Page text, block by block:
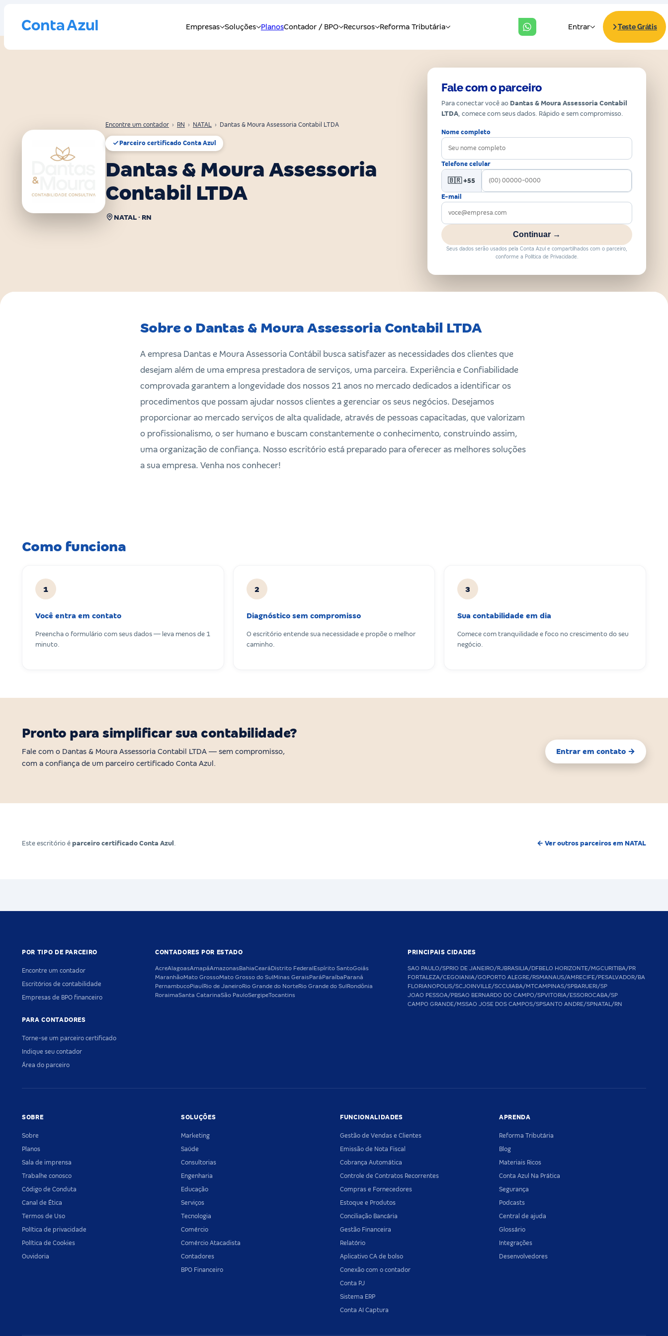
Encontre um contador › RN › NATAL › Dantas & Moura Assessoria Contabil LTDA
Parceiro certificado Conta Azul
Dantas & Moura Assessoria
Contabil LTDA
NATAL · RN
Fale com o parceiro
Para conectar você ao Dantas & Moura Assessoria Contabil
LTDA, comece com seus dados. Rápido e sem compromisso.
Nome completo
Telefone celular
🇧🇷 +55
E-mail
Continuar →
Seus dados serão usados pela Conta Azul e compartilhados com o parceiro,
conforme a Política de Privacidade.
Sobre o Dantas & Moura Assessoria Contabil LTDA
A empresa Dantas e Moura Assessoria Contábil busca satisfazer as necessidades dos clientes que
desejam além de uma empresa prestadora de serviços, uma parceira. Experiência e Confiabilidade
comprovada garantem a longevidade dos nossos 21 anos no mercado dedicados a identificar os
procedimentos que possam ajudar nossos clientes a gerenciar os seus negócios. Desejamos
proporcionar ao mercado serviços de alta qualidade, através de pessoas capacitadas, que valorizam
o profissionalismo, o ser humano e buscam constantemente o conhecimento, construindo assim,
uma organização de confiança. Nosso escritório está preparado para oferecer as melhores soluções
a sua empresa. Venha nos conhecer!
Como funciona
1
Você entra em contato
Preencha o formulário com seus dados — leva menos de 1
minuto.
2
Diagnóstico sem compromisso
O escritório entende sua necessidade e propõe o melhor
caminho.
3
Sua contabilidade em dia
Comece com tranquilidade e foco no crescimento do seu
negócio.
Pronto para simplificar sua contabilidade?
Fale com o Dantas & Moura Assessoria Contabil LTDA — sem compromisso,
com a confiança de um parceiro certificado Conta Azul.
Entrar em contato →
Este escritório é parceiro certificado Conta Azul . ← Ver outros parceiros em NATAL
POR TIPO DE PARCEIRO
Encontre um contador
Escritórios de contabilidade
Empresas de BPO financeiro
PARA CONTADORES
Torne-se um parceiro certificado
Indique seu contador
Área do parceiro
CONTADORES POR ESTADO
AcreAlagoasAmapáAmazonasBahiaCearáDistrito FederalEspírito SantoGoiás
MaranhãoMato GrossoMato Grosso do SulMinas GeraisParáParaíbaParaná
PernambucoPiauíRio de JaneiroRio Grande do NorteRio Grande do SulRondônia
RoraimaSanta CatarinaSão PauloSergipeTocantins
PRINCIPAIS CIDADES
SAO PAULO/SPRIO DE JANEIRO/RJBRASILIA/DFBELO HORIZONTE/MGCURITIBA/PR
FORTALEZA/CEGOIANIA/GOPORTO ALEGRE/RSMANAUS/AMRECIFE/PESALVADOR/BA
FLORIANOPOLIS/SCJOINVILLE/SCCUIABA/MTCAMPINAS/SPBARUERI/SP
JOAO PESSOA/PBSAO BERNARDO DO CAMPO/SPVITORIA/ESSOROCABA/SP
CAMPO GRANDE/MSSAO JOSE DOS CAMPOS/SPSANTO ANDRE/SPNATAL/RN
SOBRE
Sobre
Planos
Sala de imprensa
Trabalhe conosco
Código de Conduta
Canal de Ética
Termos de Uso
Política de privacidade
Política de Cookies
Ouvidoria
SOLUÇÕES
Marketing
Saúde
Consultorias
Engenharia
Educação
Serviços
Tecnologia
Comércio
Comércio Atacadista
Contadores
BPO Financeiro
FUNCIONALIDADES
Gestão de Vendas e Clientes
Emissão de Nota Fiscal
Cobrança Automática
Controle de Contratos Recorrentes
Compras e Fornecedores
Estoque e Produtos
Conciliação Bancária
Gestão Financeira
Relatório
Aplicativo CA de bolso
Conexão com o contador
Conta PJ
Sistema ERP
Conta AI Captura
APRENDA
Reforma Tributária
Blog
Materiais Ricos
Conta Azul Na Prática
Segurança
Podcasts
Central de ajuda
Glossário
Integrações
Desenvolvedores